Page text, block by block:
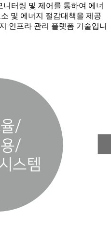
터링 및 제어를 통하여 에너
및 에너지 절감대책을 제공
인프라 관리 플랫폼 기술입니